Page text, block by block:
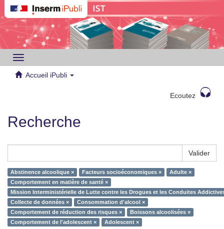
Toggle
navigation
Accueil iPubli
Ecoutez
Recherche
Valider
Abstinence alcoolique × Facteurs socioéconomiques ×
Adulte ×
Comportement en matière de santé ×
Mission Interministérielle de Lutte contre les Drogues et les Conduites
Collecte de données ×
Consommation d'alcool ×
Comportement de réduction des risques ×
Boissons alcoolisées ×
Comportement de l'adolescent ×
Adolescent ×